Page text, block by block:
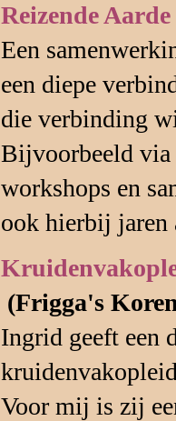
Reizende
Een
een diepe
die verbinding
Bijvoorbeeld via
workshops en
ook hierbij jaren
(Frigga's
Ingrid geeft een
Voor mij is zij